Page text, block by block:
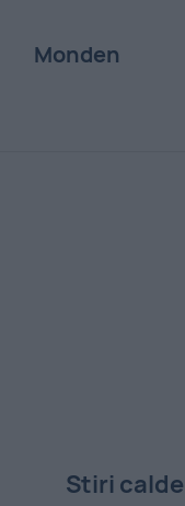
Monden
Stiri calde